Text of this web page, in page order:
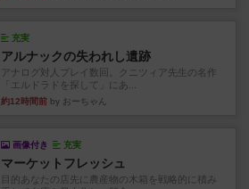
充実
アルナックの失われし遺跡
アナログ対人プレイ数回。クニツィア先生の名作
「エルドラドを探して」にあ...
約12時間前 by おーちゃん
画像付き 充実
マーケットフレッシュ
目的あなたの店先に農産物の木箱を戦略的に積み